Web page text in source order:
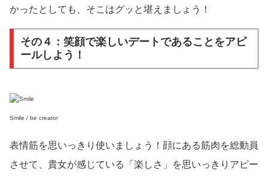
かったとしても、そこはグッと堪えましょう！
その４：笑顔で楽しいデートであることをアピ
ールしよう！
Smile / be creator
表情筋を思いっきり使いましょう！顔にある筋肉を総動員
させて、貴女が感じている「楽しさ」を思いっきりアピー